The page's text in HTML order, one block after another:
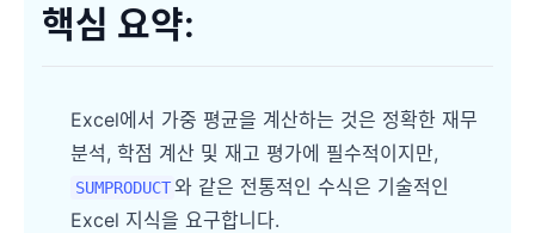
핵심 요약:
Excel에서 가중 평균을 계산하는 것은 정확한 재무
분석, 학점 계산 및 재고 평가에 필수적이지만,
SUMPRODUCT 와 같은 전통적인 수식은 기술적인
Excel 지식을 요구합니다.